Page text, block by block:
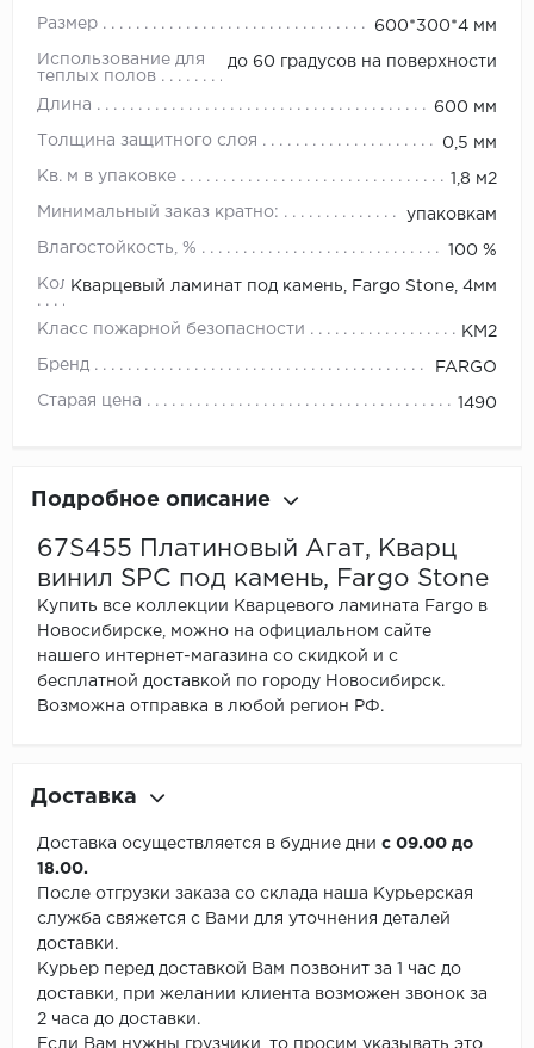
Размер 600*300*4 мм
Использование для
теплых полов
до 60 градусов на поверхности
Длина 600 мм
Толщина защитного слоя 0,5 мм
Кв. м в упаковке 1,8 м2
Минимальный заказ кратно: упаковкам
Влагостойкость, % 100 %
Коллекция
Кварцевый ламинат под камень, Fargo Stone, 4мм
Класс пожарной безопасности КМ2
Бренд FARGO
Старая цена 1490
Подробное описание
67S455 Платиновый Агат, Кварц
винил SPC под камень, Fargo Stone
Купить все коллекции Кварцевого ламината Fargo в
Новосибирске, можно на официальном сайте
нашего интернет-магазина со скидкой и с
бесплатной доставкой по городу Новосибирск.
Возможна отправка в любой регион РФ.
Доставка
Доставка осуществляется в будние дни с 09.00 до
18.00.
После отгрузки заказа со склада наша Курьерская
служба свяжется с Вами для уточнения деталей
доставки.
Курьер перед доставкой Вам позвонит за 1 час до
доставки, при желании клиента возможен звонок за
2 часа до доставки.
Если Вам нужны грузчики, то просим указывать это